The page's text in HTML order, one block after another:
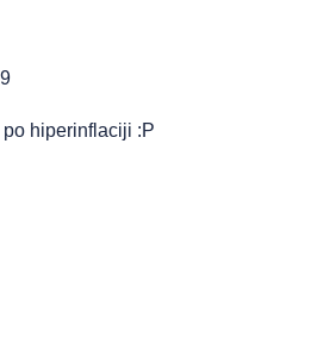
hiperinflaciji :P